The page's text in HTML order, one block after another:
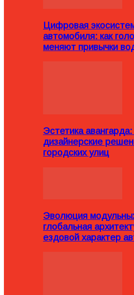
Цифровая
автомобиля: как
меняют привычки
Эстетика
дизайнерские
городских улиц
Эволюция
глобальная
ездовой характер